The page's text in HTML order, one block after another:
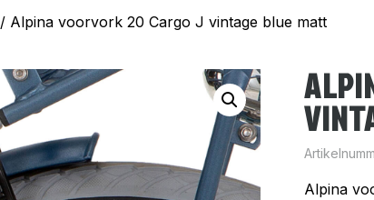
/ Alpina voorvork 20 Cargo J vintage blue matt
Alpina